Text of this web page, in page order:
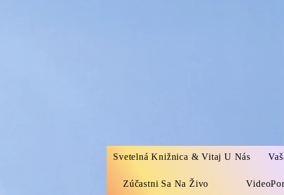
Svetelná Knižnica & Vitaj U Nás
Zúčastni Sa Na Živo